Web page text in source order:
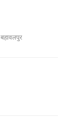
बहावलपुर